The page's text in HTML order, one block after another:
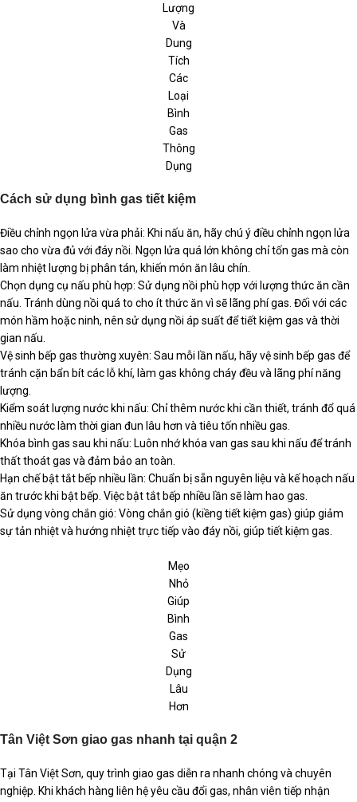
Lượng
Và
Dung
Tích
Các
Loại
Bình
Gas
Thông
Dụng
Cách sử dụng bình gas tiết kiệm
Điều chỉnh ngọn lửa vừa phải: Khi nấu ăn, hãy chú ý điều chỉnh ngọn lửa
sao cho vừa đủ với đáy nồi. Ngọn lửa quá lớn không chỉ tốn gas mà còn
làm nhiệt lượng bị phân tán, khiến món ăn lâu chín.
Chọn dụng cụ nấu phù hợp: Sử dụng nồi phù hợp với lượng thức ăn cần
nấu. Tránh dùng nồi quá to cho ít thức ăn vì sẽ lãng phí gas. Đối với các
món hầm hoặc ninh, nên sử dụng nồi áp suất để tiết kiệm gas và thời
gian nấu.
Vệ sinh bếp gas thường xuyên: Sau mỗi lần nấu, hãy vệ sinh bếp gas để
tránh cặn bẩn bít các lỗ khí, làm gas không cháy đều và lãng phí năng
lượng.
Kiểm soát lượng nước khi nấu: Chỉ thêm nước khi cần thiết, tránh đổ quá
nhiều nước làm thời gian đun lâu hơn và tiêu tốn nhiều gas.
Khóa bình gas sau khi nấu: Luôn nhớ khóa van gas sau khi nấu để tránh
thất thoát gas và đảm bảo an toàn.
Hạn chế bật tắt bếp nhiều lần: Chuẩn bị sẵn nguyên liệu và kế hoạch nấu
ăn trước khi bật bếp. Việc bật tắt bếp nhiều lần sẽ làm hao gas.
Sử dụng vòng chắn gió: Vòng chắn gió (kiềng tiết kiệm gas) giúp giảm
sự tản nhiệt và hướng nhiệt trực tiếp vào đáy nồi, giúp tiết kiệm gas.
Mẹo
Nhỏ
Giúp
Bình
Gas
Sử
Dụng
Lâu
Hơn
Tân Việt Sơn giao gas nhanh tại quận 2
Tại Tân Việt Sơn, quy trình giao gas diễn ra nhanh chóng và chuyên
nghiệp. Khi khách hàng liên hệ yêu cầu đổi gas, nhân viên tiếp nhận